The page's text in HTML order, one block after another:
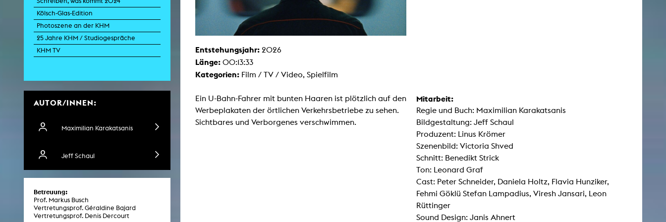
Kölsch-Glas-Edition
Photoszene an der KHM
25 Jahre KHM / Studiogespräche
KHM TV
AUTOR/INNEN:
Maximilian Karakatsanis
Jeff Schaul
Betreuung:
Prof. Markus Busch
Vertretungsprof. Géraldine Bajard
Vertretungsprof. Denis Dercourt
Entstehungsjahr: 2026
Länge: 00:13:33
Kategorien: Film / TV / Video, Spielfilm
Ein U-Bahn-Fahrer mit bunten Haaren ist plötzlich auf den
Werbeplakaten der örtlichen Verkehrsbetriebe zu sehen.
Sichtbares und Verborgenes verschwimmen.
Mitarbeit:
Regie und Buch: Maximilian Karakatsanis
Bildgestaltung: Jeff Schaul
Produzent: Linus Krömer
Szenenbild: Victoria Shved
Schnitt: Benedikt Strick
Ton: Leonard Graf
Cast: Peter Schneider, Daniela Holtz, Flavia Hunziker,
Fehmi Göklü Stefan Lampadius, Viresh Jansari, Leon
Rüttinger
Sound Design: Janis Ahnert
Malerei / Skulptur
Multispecies Storytelling
Netze
Videokunst / Performance
Zeitgenössische Kunst / Globaler Süden
Kunst- und Medienwissenschaften
Kunstwissenschaft mit erweitertem Materialbegriff
Transversale Ästhetik
Animationsstudio
Aula
Case – Projektraum Fotgrafie
Computer Seminarraum